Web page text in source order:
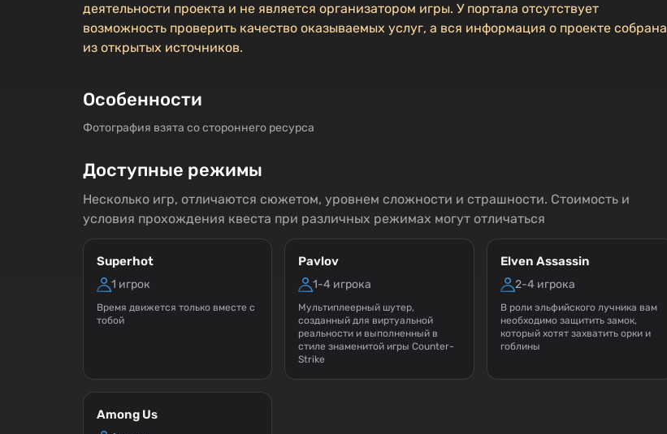
деятельности проекта и не является организатором игры. У портала отсутствует
возможность проверить качество оказываемых услуг, а вся информация о проекте собрана
из открытых источников.
Особенности
Фотография взята со стороннего ресурса
Доступные режимы
Несколько игр, отличаются сюжетом, уровнем сложности и страшности. Стоимость и
условия прохождения квеста при различных режимах могут отличаться
Superhot
1 игрок
Время движется только вместе с
тобой
Pavlov
1-4 игрока
Мультиплеерный шутер,
созданный для виртуальной
реальности и выполненный в
стиле знаменитой игры Counter-
Strike
Elven Assassin
2-4 игрока
В роли эльфийского лучника вам
необходимо защитить замок,
который хотят захватить орки и
гоблины
Among Us